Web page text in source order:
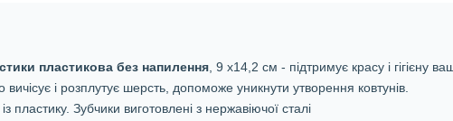
пластикова без напилення , 9 х14,2 см - підтримує красу і гігієну
вичісує і розплутує шерсть, допоможе уникнути утворення ковтунів.
пластику. Зубчики виготовлені з нержавіючої сталі